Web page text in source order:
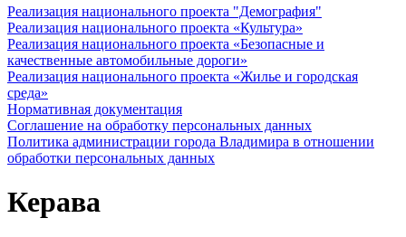
Реализация национального проекта "Демография"
Реализация национального проекта «Культура»
Реализация национального проекта «Безопасные и
качественные автомобильные дороги»
Реализация национального проекта «Жилье и городская
среда»
Нормативная документация
Соглашение на обработку персональных данных
Политика администрации города Владимира в отношении
обработки персональных данных
Керава